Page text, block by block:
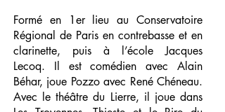
Formé en 1er lieu au Conservatoire
Régional de Paris en contrebasse et en
clarinette, puis à l’école Jacques
Lecoq. Il est comédien avec Alain
Béhar, joue Pozzo avec René Chéneau.
Avec le théâtre du Lierre, il joue dans